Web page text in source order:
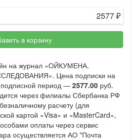
2577₽
в корзину
на журнал «ОЙКУМЕНА.
Цена подписки на
период —2577.00 руб.
через филиалы Сбербанка РФ
расчету (для
картой «Visa» и «MasterCard»,
оплаты через сервис
осуществляется АО "Почта